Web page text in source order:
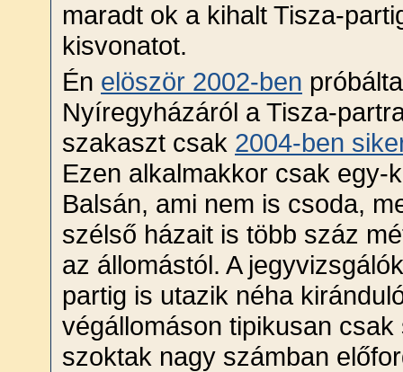
maradt ok a kihalt Tisza-
kisvonatot.
Én elöször 2002-ben
Nyíregyházáról a Tisza-
szakaszt csak 2004-ben
Ezen alkalmakkor csak egy-
Balsán, ami nem is csoda,
szélső házait is több száz
az állomástól. A
partig is utazik néha
végállomáson tipikusan
szoktak nagy számban